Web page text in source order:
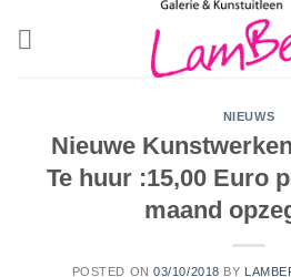
NIEUWS
Nieuwe
Te huur :15,00 Euro
maand
POSTED ON03/10/2018 BY